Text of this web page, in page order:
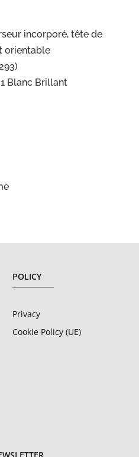
incorporé, tête de
orientable
Blanc Brillant
POLICY
Privacy
Cookie Policy (UE)